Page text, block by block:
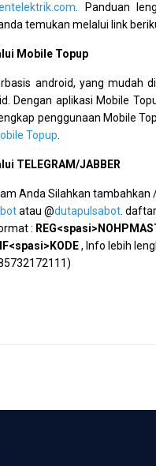
. Panduan
temukan melalui link
Mobile Topup
android, yang mudah
Dengan aplikasi Mobile
penggunaan Mobile
Topup.
TELEGRAM/JABBER
Anda Silahkan
atau @dutapulsabot.
:
, Info lebih